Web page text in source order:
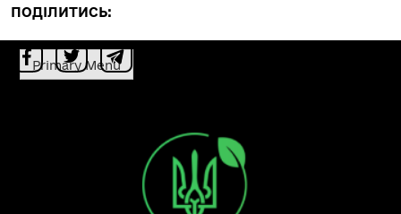
ПОДІЛИТИСЬ:
Primary Menu